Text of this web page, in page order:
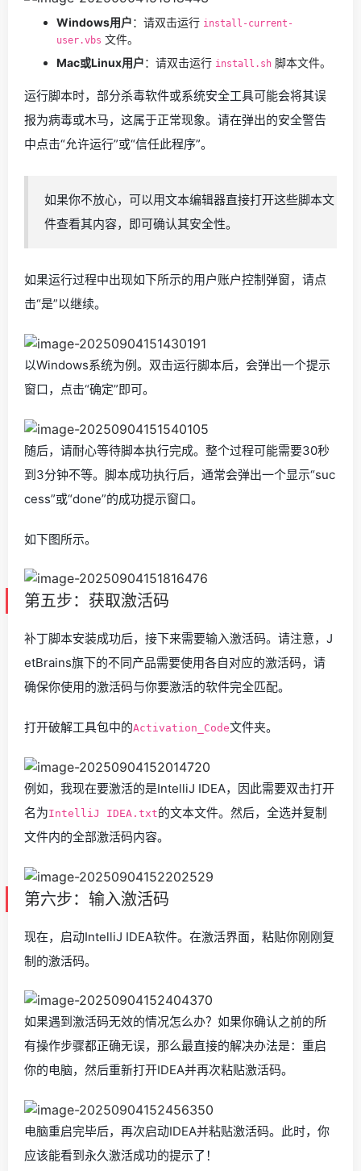
Windows用户：请双击运行 install-current-
user.vbs 文件。
Mac或Linux用户：请双击运行 install.sh 脚本文件。
运行脚本时，部分杀毒软件或系统安全工具可能会将其误
报为病毒或木马，这属于正常现象。请在弹出的安全警告
中点击“允许运行”或“信任此程序”。
如果你不放心，可以用文本编辑器直接打开这些脚本文
件查看其内容，即可确认其安全性。
如果运行过程中出现如下所示的用户账户控制弹窗，请点
击“是”以继续。
以Windows系统为例。双击运行脚本后，会弹出一个提示
窗口，点击“确定”即可。
随后，请耐心等待脚本执行完成。整个过程可能需要30秒
到3分钟不等。脚本成功执行后，通常会弹出一个显示“suc
cess”或“done”的成功提示窗口。
如下图所示。
第五步：获取激活码
补丁脚本安装成功后，接下来需要输入激活码。请注意，J
etBrains旗下的不同产品需要使用各自对应的激活码，请
确保你使用的激活码与你要激活的软件完全匹配。
打开破解工具包中的Activation_Code文件夹。
例如，我现在要激活的是IntelliJ IDEA，因此需要双击打开
名为IntelliJ IDEA.txt的文本文件。然后，全选并复制
文件内的全部激活码内容。
第六步：输入激活码
现在，启动IntelliJ IDEA软件。在激活界面，粘贴你刚刚复
制的激活码。
如果遇到激活码无效的情况怎么办？如果你确认之前的所
有操作步骤都正确无误，那么最直接的解决办法是：重启
你的电脑，然后重新打开IDEA并再次粘贴激活码。
电脑重启完毕后，再次启动IDEA并粘贴激活码。此时，你
应该能看到永久激活成功的提示了！